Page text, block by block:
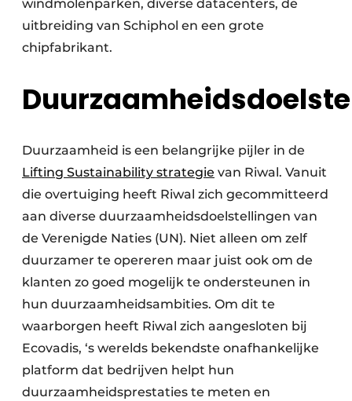
windmolenparken, diverse datacenters, de
uitbreiding van Schiphol en een grote
chipfabrikant.
Duurzaamheid is een belangrijke pijler in de
Lifting Sustainability strategie van Riwal. Vanuit
die overtuiging heeft Riwal zich gecommitteerd
aan diverse duurzaamheidsdoelstellingen van
de Verenigde Naties (UN). Niet alleen om zelf
duurzamer te opereren maar juist ook om de
klanten zo goed mogelijk te ondersteunen in
hun duurzaamheidsambities. Om dit te
waarborgen heeft Riwal zich aangesloten bij
Ecovadis, ‘s werelds bekendste onafhankelijke
platform dat bedrijven helpt hun
duurzaamheidsprestaties te meten en